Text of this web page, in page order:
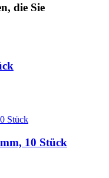
die Sie
10 Stück